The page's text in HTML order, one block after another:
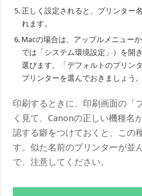
正しく設定されると、プリンター
れます。
Macの場合は、アップルメニュー
では「システム環境設定」）を開
選びます。「デフォルトのプリン
プリンターを選んでおきましょう。
印刷するときに、印刷画面の「
く見て、Canonの正しい機種名
認する癖をつけておくと、この
す。似た名前のプリンターが並
で、注意してください。